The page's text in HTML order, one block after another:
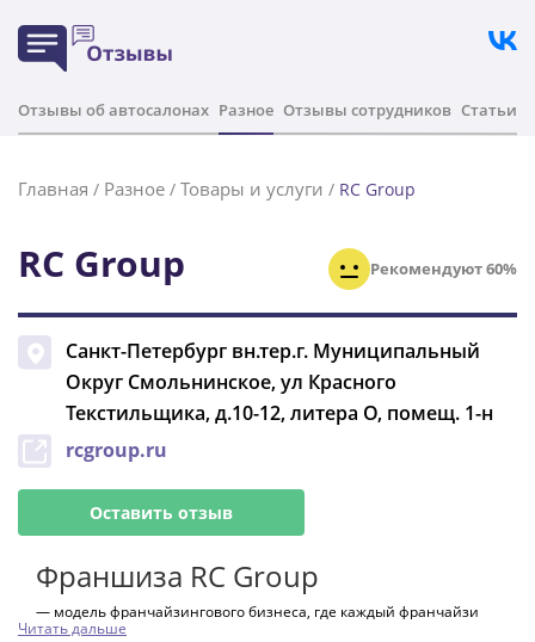
Отзывы об автосалонах Разное Отзывы сотрудников Статьи
Главная / Разное / Товары и услуги / RC Group
RC Group Рекомендуют 60%
Санкт-Петербург вн.тер.г. Муниципальный
Округ Смольнинское, ул Красного
Текстильщика, д.10-12, литера О, помещ. 1-н
rcgroup.ru
Оставить отзыв
Франшиза RC Group
— модель франчайзингового бизнеса, где каждый франчайзи
может с легкостью и без значительных затрат начать выгодный,
Читать дальше